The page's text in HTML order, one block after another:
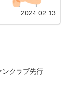
2024.02.13
ンクラブ先行